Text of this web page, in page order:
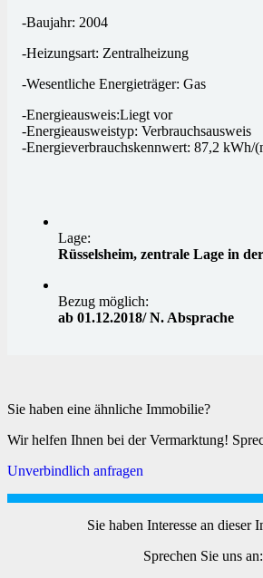
-Baujahr: 2004
-Heizungsart: Zentralheizung
-Wesentliche Energieträger: Gas
-Energieausweis:Liegt vor
-Energieausweistyp: Verbrauchsausweis
-Energieverbrauchskennwert: 87,2 kWh/
Lage:
Rüsselsheim, zentrale Lage in
Bezug möglich:
ab 01.12.2018/ N. Absprache
Sie haben eine ähnliche Immobilie?
Wir helfen Ihnen bei der Vermarktung!
Unverbindlich anfragen
Sie haben Interesse an dieser
Sprechen Sie uns an: